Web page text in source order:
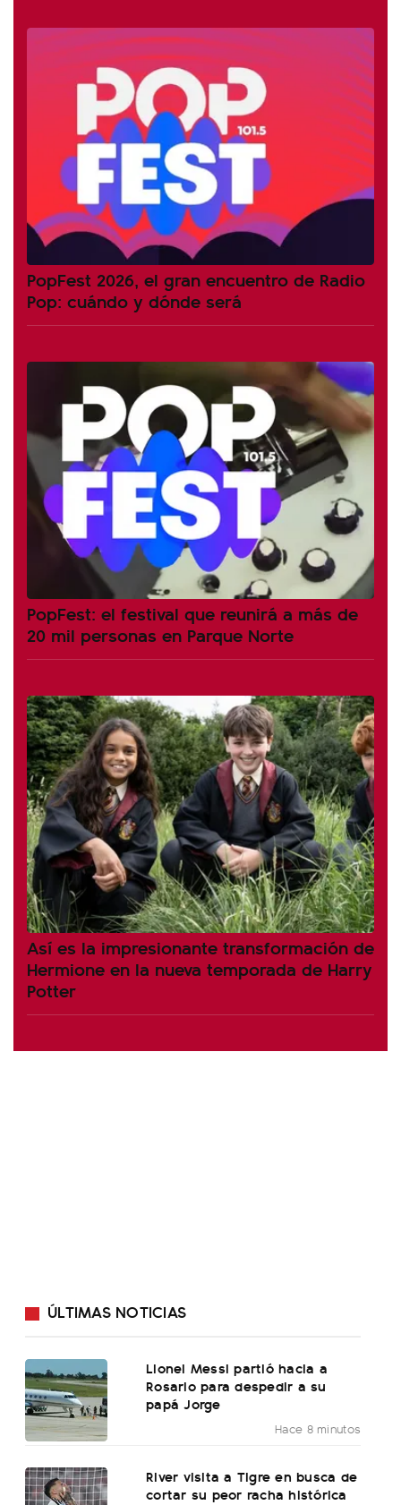
PopFest 2026, el gran encuentro de Radio
Pop: cuándo y dónde será
PopFest: el festival que reunirá a más de
20 mil personas en Parque Norte
Así es la impresionante transformación de
Hermione en la nueva temporada de Harry
Potter
ÚLTIMAS NOTICIAS
Lionel Messi partió hacia a
Rosario para despedir a su
papá Jorge
Hace 8 minutos
River visita a Tigre en busca de
cortar su peor racha histórica